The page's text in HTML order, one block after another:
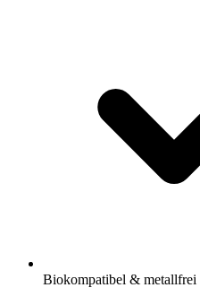
Biokompatibel & metallfrei